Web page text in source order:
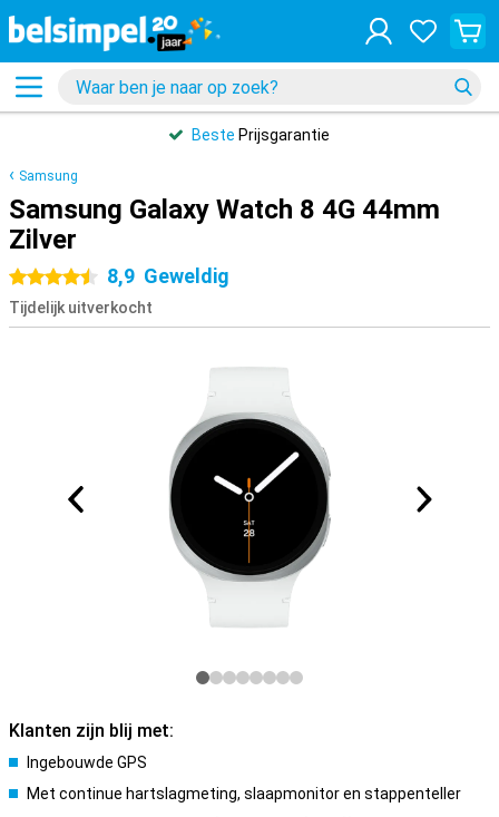
Beste Prijsgarantie
Samsung
Samsung Galaxy Watch 8 4G 44mm
Zilver
4.5 sterren
8,9 Geweldig
Tijdelijk uitverkocht
Klanten zijn blij met:
Ingebouwde GPS
Met continue hartslagmeting, slaapmonitor en stappenteller